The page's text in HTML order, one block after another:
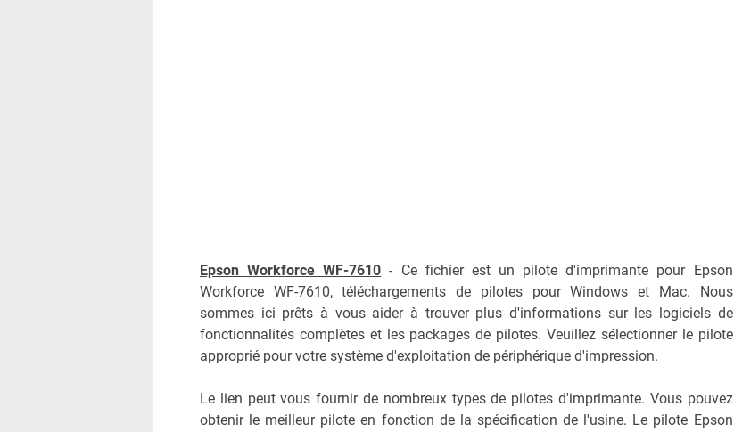
Epson Workforce WF-7610 - Ce fichier est un pilote d'imprimante pour Epson
Workforce WF-7610, téléchargements de pilotes pour Windows et Mac. Nous
sommes ici prêts à vous aider à trouver plus d'informations sur les logiciels de
fonctionnalités complètes et les packages de pilotes. Veuillez sélectionner le pilote
approprié pour votre système d'exploitation de périphérique d'impression.
Le lien peut vous fournir de nombreux types de pilotes d'imprimante. Vous pouvez
obtenir le meilleur pilote en fonction de la spécification de l'usine. Le pilote Epson